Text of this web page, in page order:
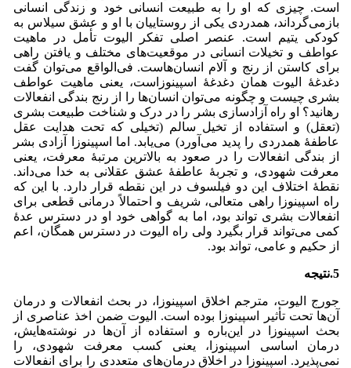
است. چیزی که او را به طبیعت انسانی خود و زندگی انسانی
بازمی‌‌گرداند، همدردی یکی از روستاییان با او و عشق سیلاس به
کودکی یتیم است. عنصر اصلی تفکر الیوت تأمل در ماهیت
عواطف و تخیلات انسانی در موقعیت‌های مختلف و یافتن راهی
برای کاستن از رنج و آلام انسان‌هاست. فی‌الواقع می‌‌توان گفت
دغدغۀ الیوت همان دغدغۀ اسپینوزاست، یعنی ماهیت عواطف
بشری چیست و چگونه می‌‌توان انسان‌ها را از رنج بندگی انفعالات
رهانید؟ او راه آزادسازی بشر را در درک و شناخت طبیعت بشری
(تعقل) و استفاده از تخیل سالم (تخیلی که تحت هدایت عقل
عاطفۀ همدردی را پدید می‌‌آورد) می‌‌یابد. اما اسپینوزا آزادی بشر
از بندگی انفعالات را در صعود به بالاترین مرتبۀ معرفت، یعنی
معرفت شهودی، و تجربۀ عاطفۀ عشق عقلانی به خدا می‌داند.
نقطۀ اختلاف این دو فیلسوف در این نقطه قرار دارد. با این که
راه اسپینوزا راهی متعالی، شریف و احتمالاً درمانی قطعی برای
انفعالات بشری تواند بود، اما به گواهی خود او در دسترس عدۀ
کمی می‌تواند قرار بگیرد ولی راه الیوت در دسترس همگان، اعم
از حکیم و عامی، تواند بود.
5.نتیجه
جورج الیوت، مترجم اخلاق اسپینوزا، در بحث انفعالات و درمان
آن‌ها تحت تأثیر اسپینوزا بوده است. الیوت ضمن اخذ عناصری از
بحث اسپینوزا در این‌باره و استفاده از آن‌ها در نوشته‌هایش،
درمان اساسی اسپینوزا، یعنی کسب معرفت شهودی، را
نمی‌‌پذیرد. اسپینوزا در اخلاق درمان‌های متعددی را برای انفعالات